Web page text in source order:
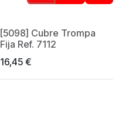
[5098] Cubre Trompa
Fija Ref. 7112
16,45€